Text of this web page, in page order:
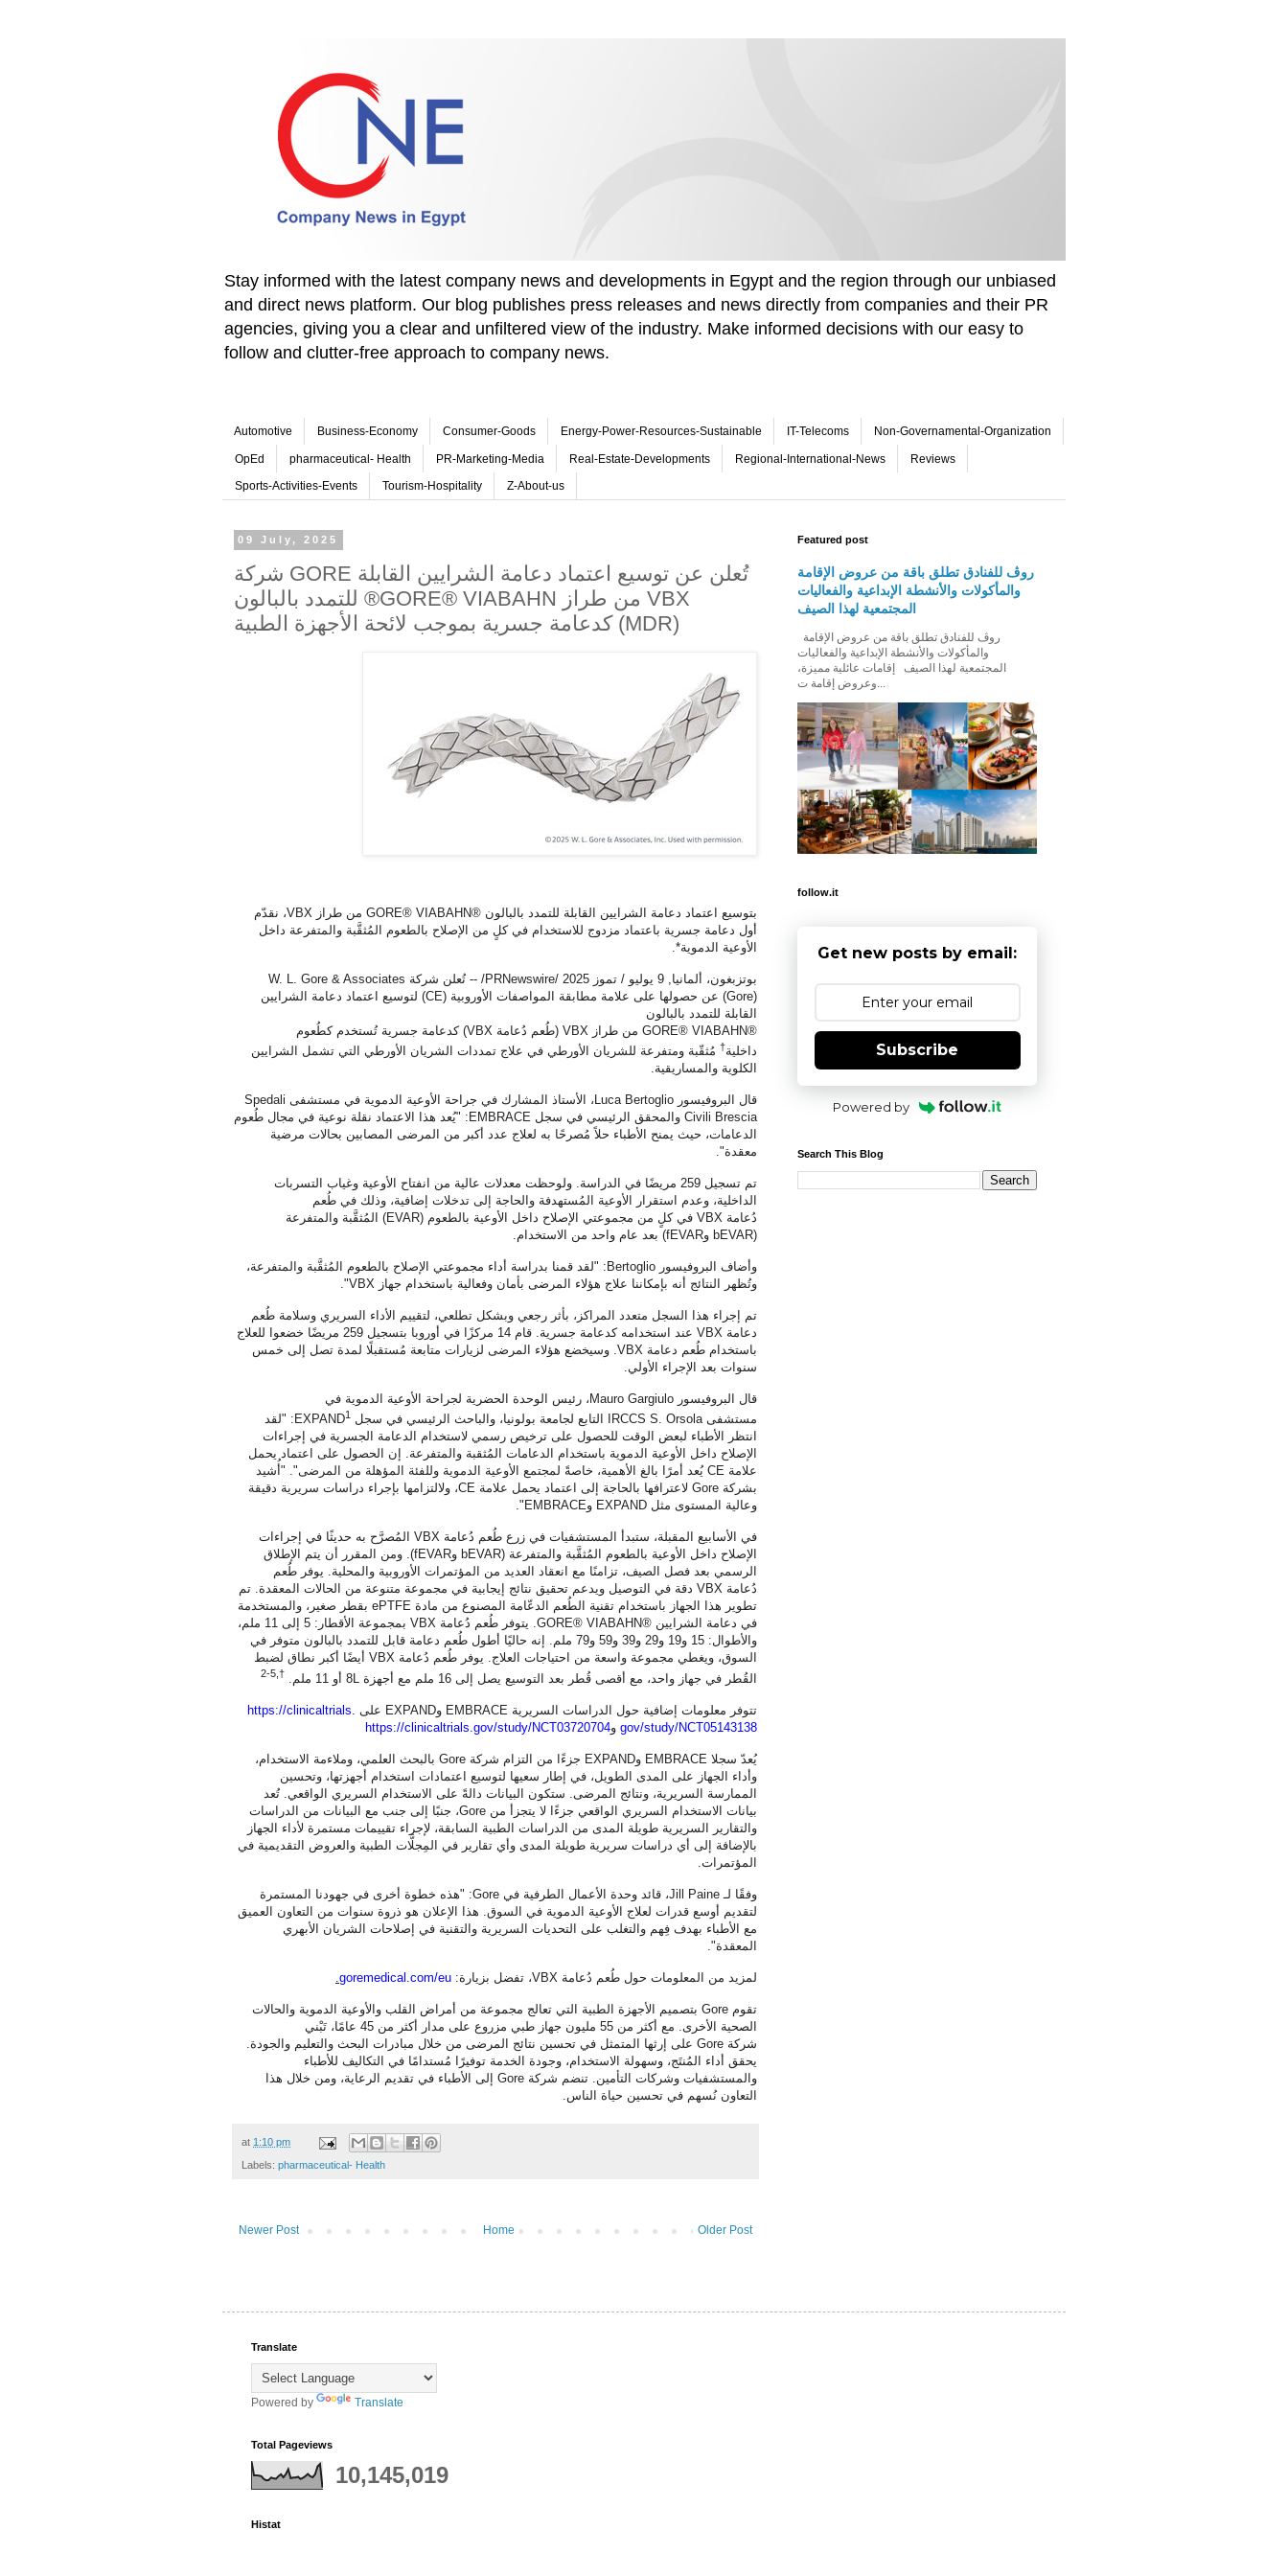
Stay informed with the latest company news and developments in Egypt and the region through our unbiased
and direct news platform. Our blog publishes press releases and news directly from companies and their PR
agencies, giving you a clear and unfiltered view of the industry. Make informed decisions with our easy to
follow and clutter-free approach to company news.
Automotive Business-Economy Consumer-Goods Energy-Power-Resources-Sustainable IT-Telecoms Non-Governamental-Organization
OpEd pharmaceutical- Health PR-Marketing-Media Real-Estate-Developments Regional-International-News Reviews
Sports-Activities-Events Tourism-Hospitality Z-About-us
09 July, 2025
شركة GORE تُعلن عن توسيع اعتماد دعامة الشرايين القابلة
للتمدد بالبالون ®GORE® VIABAHN من طراز VBX
كدعامة جسرية بموجب لائحة الأجهزة الطبية (MDR)
بتوسيع اعتماد دعامة الشرايين القابلة للتمدد بالبالون ®GORE® VIABAHN من طراز VBX، نقدّم
أول دعامة جسرية باعتماد مزدوج للاستخدام في كلٍ من الإصلاح بالطعوم المُثقَّبة والمتفرعة داخل
الأوعية الدموية*
بوتزبغون، ألمانيا 9 يوليو / تموز 2025 /
PRNewswire/ -- تُعلن شركة W. L. Gore & Associates
(Gore) عن حصولها على علامة مطابقة المواصفات الأوروبية (CE) لتوسيع اعتماد دعامة الشرايين
القابلة للتمدد بالبالون
®
GORE® VIABAHN من طراز VBX (طُعم دُعامة VBX) كدعامة جسرية تُستخدم كطُعوم
داخلية† مُثقّبة ومتفرعة للشريان الأورطي في علاج تمددات الشريان الأورطي التي تشمل الشرايين
الكلوية والمساريقية.
قال البروفيسور Luca Bertoglio ، الأستاذ المشارك في جراحة الأوعية الدموية في مستشفى Spedali
Civili Brescia والمحقق الرئيسي في سجل EMBRACE : "يُعد هذا الاعتماد نقلة نوعية في مجال طُعوم
الدعامات، حيث يمنح الأطباء حلاً مُصرحًا به لعلاج عدد أكبر من المرضى المصابين بحالات مرضية
معقدة".
تم تسجيل 259 مريضًا في الدراسة. ولوحظت معدلات عالية من انفتاح الأوعية وغياب التسربات
الداخلية، وعدم استقرار الأوعية المُستهدفة والحاجة إلى تدخلات إضافية، وذلك في طُعم
دُعامة VBX في كلٍ من مجموعتي الإصلاح داخل الأوعية بالطعوم (EVAR) المُثقَّبة والمتفرعة
(
bEVAR وfEVAR) بعد عام واحد من الاستخدام.
وأضاف البروفيسور Bertoglio : "لقد قمنا بدراسة أداء مجموعتي الإصلاح بالطعوم المُثقَّبة والمتفرعة،
وتُظهر النتائج أنه بإمكاننا علاج هؤلاء المرضى بأمان وفعالية باستخدام جهاز VBX
".
تم إجراء هذا السجل متعدد المراكز، بأثر رجعي وبشكل تطلعي، لتقييم الأداء السريري وسلامة طُعم
دعامة VBX
عند استخدامه كدعامة جسرية. قام 14 مركزًا في أوروبا بتسجيل 259 مريضًا خضعوا للعلاج
باستخدام طُعم دعامة VBX. وسيخضع هؤلاء المرضى لزيارات متابعة مُستقبلًا لمدة تصل إلى خمس
سنوات بعد الإجراء الأولي.
قال البروفيسور Mauro Gargiulo ، رئيس الوحدة الحضرية لجراحة الأوعية الدموية في
مستشفىIRCCS S. Orsola التابع لجامعة بولونيا، والباحث الرئيسي في سجل 1
EXPAND : "لقد
انتظر الأطباء لبعض الوقت للحصول على ترخيص رسمي لاستخدام الدعامة الجسرية في إجراءات
الإصلاح داخل الأوعية الدموية باستخدام الدعامات المُثقبة والمتفرعة. إن الحصول على اعتماد يحمل
علامة CE يُعد أمرًا بالغ الأهمية، خاصةً لمجتمع الأوعية الدموية وللفئة المؤهلة من المرضى". "أُشيد
بشركة Gore لاعترافها بالحاجة إلى اعتماد يحمل علامة CE، ولالتزامها بإجراء دراسات سريرية دقيقة
وعالية المستوى مثل EXPAND وEMBRACE
".
في الأسابيع المقبلة، ستبدأ المستشفيات في زرع طُعم دُعامة VBX المُصرَّح به حديثًا في إجراءات
الإصلاح داخل الأوعية بالطعوم المُثقَّبة والمتفرعة (bEVAR وfEVAR). ومن المقرر أن يتم الإطلاق
الرسمي بعد فصل الصيف، تزامنًا مع انعقاد العديد من المؤتمرات الأوروبية والمحلية. يوفر طُعم
دُعامة VBX دقة في التوصيل ويدعم تحقيق نتائج إيجابية في مجموعة متنوعة من الحالات المعقدة. تم
تطوير هذا الجهاز باستخدام تقنية الطُعم الدعّامة المصنوع من مادة ePTFE بقطر صغير، والمستخدمة
في دعامة الشرايين ®GORE® VIABAHN. يتوفر طُعم دُعامة VBX
بمجموعة الأقطار: 5 إلى 11 ملم،
والأطوال: 15 و19 و29 و39 و59 و79 ملم. إنه حاليًا أطول طُعم دعامة قابل للتمدد بالبالون متوفر في
السوق، ويغطي مجموعة واسعة من احتياجات العلاج. يوفر طُعم دُعامة VBX أيضًا أكبر نطاق لضبط
القُطر في جهاز واحد، مع أقصى قُطر بعد التوسيع يصل إلى 16 ملم مع أجهزة
8L أو 11 ملم. †,2-5
تتوفر معلومات إضافية حول الدراسات السريرية EMBRACE وEXPAND على
https://clinicaltrials.
gov/study/NCT05143138 و https://clinicaltrials.gov/study/NCT03720704
يُعدّ سجلا EMBRACE وEXPAND جزءًا من التزام شركة Gore بالبحث العلمي، وملاءمة الاستخدام،
وأداء الجهاز على المدى الطويل، في إطار سعيها لتوسيع اعتمادات استخدام أجهزتها، وتحسين
الممارسة السريرية، ونتائج المرضى. ستكون البيانات دالةً على الاستخدام السريري الواقعي. تُعد
بيانات الاستخدام السريري الواقعي جزءًا لا يتجزأ من Gore، جنبًا إلى جنب مع البيانات من الدراسات
والتقارير السريرية طويلة المدى من الدراسات الطبية السابقة، لإجراء تقييمات مستمرة لأداء الجهاز
بالإضافة إلى أي دراسات سريرية طويلة المدى وأي تقارير في المِجلَّات الطبية والعروض التقديمية في
المؤتمرات.
وفقًا لـ Jill Paine، قائد وحدة الأعمال الطرفية في Gore: "هذه خطوة أخرى في جهودنا المستمرة
لتقديم أوسع قدرات لعلاج الأوعية الدموية في السوق. هذا الإعلان هو ذروة سنوات من التعاون العميق
مع الأطباء بهدف فِهم والتغلب على التحديات السريرية والتقنية في إصلاحات الشريان الأبهري
المعقدة".
لمزيد من المعلومات حول طُعم دُعامة VBX، تفضل بزيارة:
goremedical.com/eu
تقوم Gore بتصميم الأجهزة الطبية التي تعالج مجموعة من أمراض القلب والأوعية الدموية والحالات
الصحية الأخرى. مع أكثر من 55 مليون جهاز طبي مزروع على مدار أكثر من 45 عامًا، تَبْني
شركة Gore على إرثها المتمثل في تحسين نتائج المرضى من خلال مبادرات البحث والتعليم والجودة.
يحقق أداء المُنتَج، وسهولة الاستخدام، وجودة الخدمة توفيرًا مُستدامًا في التكاليف للأطباء
والمستشفيات وشركات التأمين. تنضم شركة Gore إلى الأطباء في تقديم الرعاية، ومن خلال هذا
التعاون نُسهم في تحسين حياة الناس.
at 1:10 pm
Labels: pharmaceutical- Health
Newer Post Older Post
Home
Featured post
روڤ للفنادق تطلق باقة من عروض الإقامة
والمأكولات والأنشطة الإبداعية والفعاليات
المجتمعية لهذا الصيف
والمأكولات والأنشطة الإبداعية والفعاليات
المجتمعية لهذا الصيف إقامات عائلية مميزة،
وعروض إقامة ت...
follow.it
Get new posts by email:
Subscribe
Powered by
Search This Blog
Translate
Powered by Translate
Total Pageviews
10,145,019
Histat